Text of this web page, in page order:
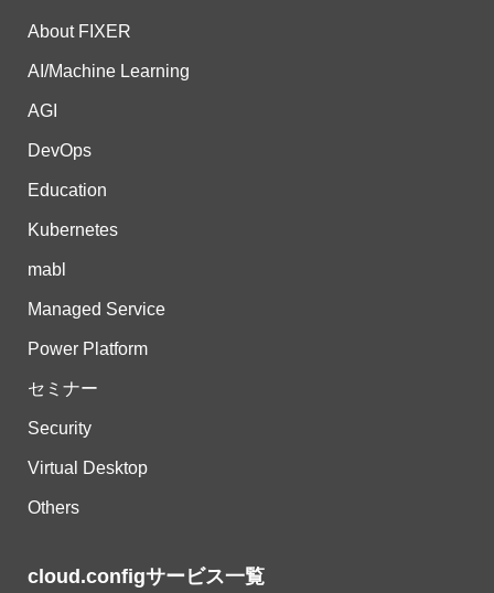
About FIXER
AI/Machine Learning
AGI
DevOps
Education
Kubernetes
mabl
Managed Service
Power Platform
セミナー
Security
Virtual Desktop
Others
cloud.configサービス一覧